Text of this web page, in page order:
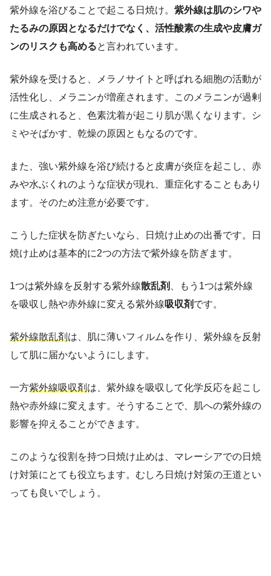
紫外線を浴びることで起こる日焼け。 紫外線は肌のシワや
たるみの原因となるだけでなく、活性酸素の生成や皮膚ガ
ンのリスクも高めると言われています。
紫外線を受けると、メラノサイトと呼ばれる細胞の活動が
活性化し、メラニンが増産されます。このメラニンが過剰
に生成されると、色素沈着が起こり肌が黒くなります。シ
ミやそばかす、乾燥の原因ともなるのです。
また、強い紫外線を浴び続けると皮膚が炎症を起こし、赤
みや水ぶくれのような症状が現れ、重症化することもあり
ます。そのため注意が必要です。
こうした症状を防ぎたいなら、日焼け止めの出番です。日
焼け止めは基本的に2つの方法で紫外線を防ぎます。
1つは紫外線を反射する紫外線散乱剤
、もう1つは紫外線
を吸収し熱や赤外線に変える紫外線吸収剤 です。
紫外線散乱剤 は、肌に薄いフィルムを作り、紫外線を反射
して肌に届かないようにします。
一方紫外線吸収剤 は、紫外線を吸収して化学反応を起こし
熱や赤外線に変えます。そうすることで、肌への紫外線の
影響を抑えることができます。
このような役割を持つ日焼け止めは、マレーシアでの日焼
け対策にとても役立ちます。むしろ日焼け対策の王道とい
っても良いでしょう。